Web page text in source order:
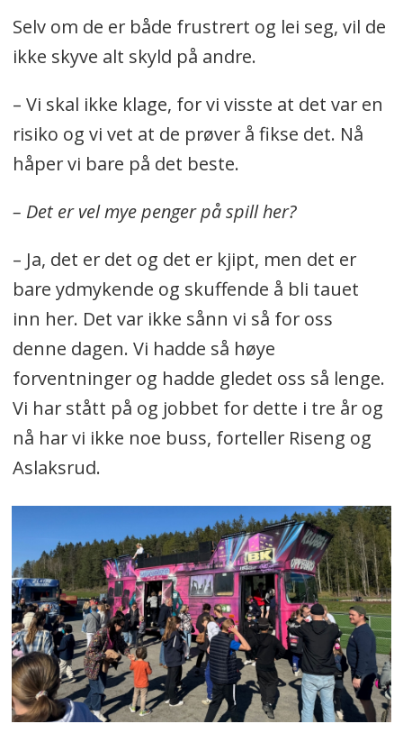
Selv om de er både frustrert og lei seg, vil de
ikke skyve alt skyld på andre.
– Vi skal ikke klage, for vi visste at det var en
risiko og vi vet at de prøver å fikse det. Nå
håper vi bare på det beste.
– Det er vel mye penger på spill her?
– Ja, det er det og det er kjipt, men det er
bare ydmykende og skuffende å bli tauet
inn her. Det var ikke sånn vi så for oss
denne dagen. Vi hadde så høye
forventninger og hadde gledet oss så lenge.
Vi har stått på og jobbet for dette i tre år og
nå har vi ikke noe buss, forteller Riseng og
Aslaksrud.